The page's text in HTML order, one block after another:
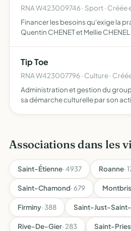
RNA W423009746 · Sport · Créée
Financer les besoins qu'exige la
Quentin CHENET et Mellie CHENEL
Tip Toe
RNA W423007796 · Culture ·
Administration et gestion du
sa démarche culturelle par son
Associations dans les
Saint-Étienne· 4937 Roanne·
Saint-Chamond· 679
Firminy· 388 Saint-Just-
Rive-De-Gier· 283 Saint-